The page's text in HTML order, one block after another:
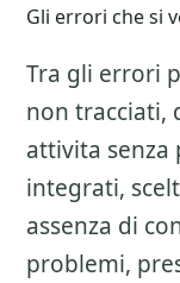
Gli errori che si
Tra gli errori
non tracciati,
attivita
integrati,
assenza di
problemi,